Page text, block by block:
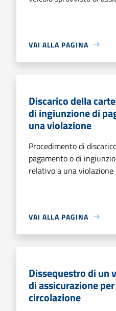
VAI ALLA PAGINA
Discarico della
di ingiunzione di
una violazione
Procedimento di
pagamento o di
relativo a una violazione
VAI ALLA PAGINA
Dissequestro di un
di assicurazione
circolazione